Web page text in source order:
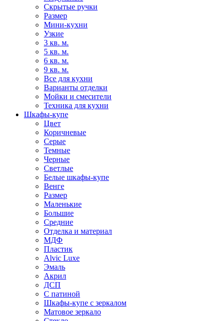
Скрытые ручки
Размер
Мини-кухни
Узкие
3 кв. м.
5 кв. м.
6 кв. м.
9 кв. м.
Все для кухни
Варианты отделки
Мойки и смесители
Техника для кухни
Шкафы-купе
Цвет
Коричневые
Серые
Темные
Черные
Светлые
Белые шкафы-купе
Венге
Размер
Маленькие
Большие
Средние
Отделка и материал
МДФ
Пластик
Alvic Luxe
Эмаль
Акрил
ДСП
С патиной
Шкафы-купе с зеркалом
Матовое зеркало